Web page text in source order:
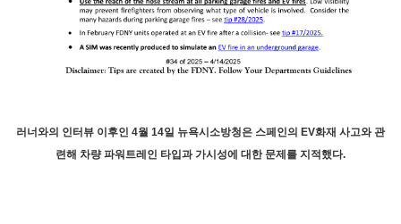
러너와의 인터뷰 이후인 4월 14일 뉴욕시소방청은 스페인의 EV화재 사고와 관
련해 차량 파워트레인 타입과 가시성에 대한 문제를 지적했다.